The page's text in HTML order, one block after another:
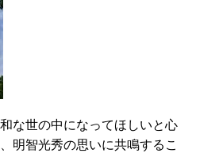
な世の中になってほしいと心
明智光秀の思いに共鳴するこ